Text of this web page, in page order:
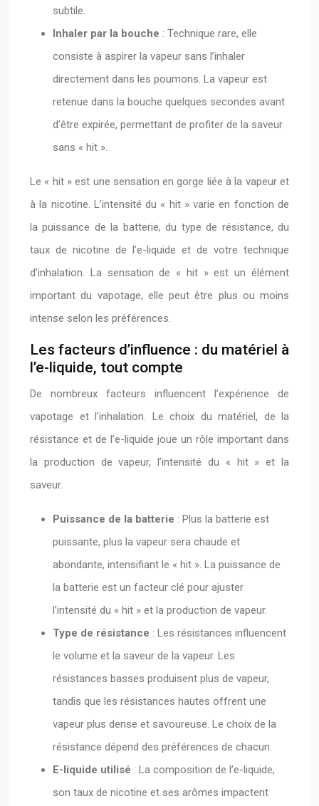
subtile.
Inhaler par la bouche : Technique rare, elle
consiste à aspirer la vapeur sans l’inhaler
directement dans les poumons. La vapeur est
retenue dans la bouche quelques secondes avant
d’être expirée, permettant de profiter de la saveur
sans « hit ».
Le « hit » est une sensation en gorge liée à la vapeur et
à la nicotine. L’intensité du « hit » varie en fonction de
la puissance de la batterie, du type de résistance, du
taux de nicotine de l’e-liquide et de votre technique
d’inhalation. La sensation de « hit » est un élément
important du vapotage, elle peut être plus ou moins
intense selon les préférences.
Les facteurs d’influence : du matériel à
l’e-liquide, tout compte
De nombreux facteurs influencent l’expérience de
vapotage et l’inhalation. Le choix du matériel, de la
résistance et de l’e-liquide joue un rôle important dans
la production de vapeur, l’intensité du « hit » et la
saveur.
Puissance de la batterie : Plus la batterie est
puissante, plus la vapeur sera chaude et
abondante, intensifiant le « hit ». La puissance de
la batterie est un facteur clé pour ajuster
l’intensité du « hit » et la production de vapeur.
Type de résistance : Les résistances influencent
le volume et la saveur de la vapeur. Les
résistances basses produisent plus de vapeur,
tandis que les résistances hautes offrent une
vapeur plus dense et savoureuse. Le choix de la
résistance dépend des préférences de chacun.
E-liquide utilisé : La composition de l’e-liquide,
son taux de nicotine et ses arômes impactent